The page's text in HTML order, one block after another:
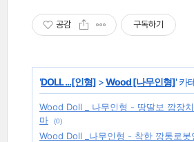
공감 구독하기
'DOLL ...[인형] >Wood [나무인형]' 카
Wood Doll _ 나무인형 - 땅딸보 깜장치
마
(0)
Wood Doll _나무인형 - 착한 깡통로봇